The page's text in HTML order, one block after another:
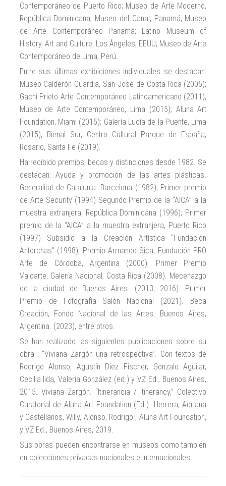
Contemporáneo de Puerto Rico; Museo de Arte Moderno,
República Dominicana; Museo del Canal, Panamá; Museo
de Arte Contemporáneo Panamá; Latino Museum of
History, Art and Culture, Los Ángeles, EEUU; Museo de Arte
Contemporáneo de Lima, Perú.
Entre sus últimas exhibiciones individuales se destacan:
Museo Calderón Guardia, San José de Costa Rica (2005);
Gachi Prieto Arte Contemporáneo Latinoamericano (2011);
Museo de Arte Contemporáneo, Lima (2015); Aluna Art
Foundation, Miami (2015); Galería Lucía de la Puente, Lima
(2015); Bienal Sur, Centro Cultural Parque de España,
Rosario, Santa Fe (2019).
Ha recibido premios, becas y distinciones desde 1982. Se
destacan: Ayuda y promoción de las artes plásticas.
Generalitat de Catalunia. Barcelona (1982); Primer premio
de Arte Security (1994) Segundo Premio de la “AICA” a la
muestra extranjera, República Dominicana (1996); Primer
premio de la “AICA” a la muestra extranjera, Puerto Rico
(1997) Subsidio a la Creación Artística “Fundación
Antorchas” (1998); Premio Armando Sica, Fundación PRO
Arte de Córdoba, Argentina (2000); Primer Premio
Valoarte, Galería Nacional, Costa Rica (2008). Mecenazgo
de la ciudad de Buenos Aires. (2013, 2016). Primer
Premio de Fotografía Salón Nacional (2021). Beca
Creación, Fondo Nacional de las Artes. Buenos Aires,
Argentina. (2023), entre otros.
Se han realizado las siguientes publicaciones sobre su
obra : “Viviana Zargón una retrospectiva”. Con textos de
Rodrigo Alonso, Agustín Diez Fischer, Gonzalo Aguilar,
Cecilia Iida, Valeria González (ed.) y VZ Ed., Buenos Aires,
2015. Viviana Zargón. “Itinerancia / Itinerancy,” Colectivo
Curatorial de Aluna Art Foundation (Ed.). Herrera, Adriana
y Castellanos, Willy, Alonso, Rodrigo , Aluna Art Foundation,
y VZ Ed., Buenos Aires, 2019.
Sus obras pueden encontrarse en museos como también
en colecciones privadas nacionales e internacionales.